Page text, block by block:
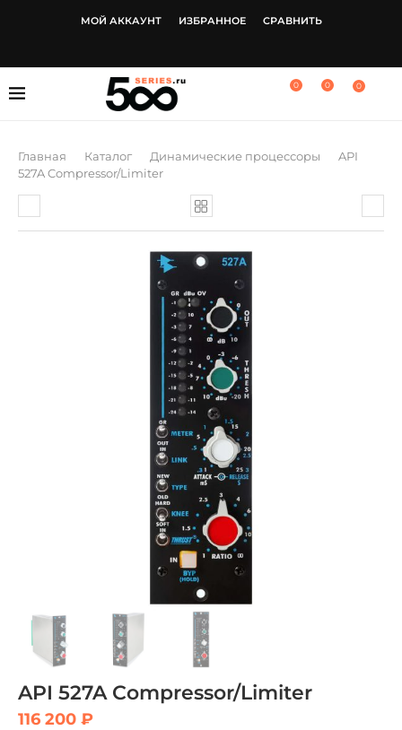
МОЙ АККАУНТ ИЗБРАННОЕ СРАВНИТЬ
0
0
0
Главная Каталог Динамические процессоры
API
527A Compressor/Limiter
API 527A Compressor/Limiter
116 200 ₽